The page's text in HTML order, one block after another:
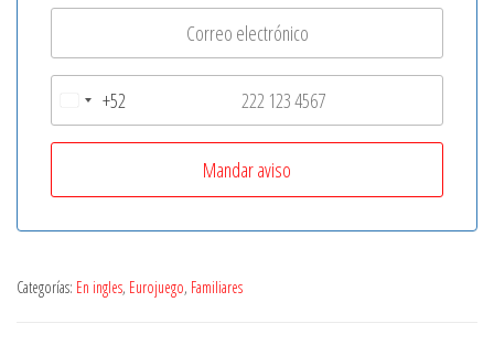
e
i
c
+
+52
Categorías: En ingles, Eurojuego, Familiares